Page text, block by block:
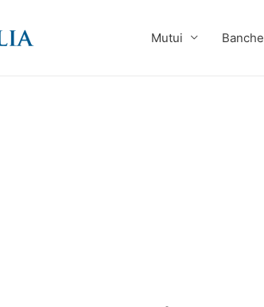
Mutui Banche